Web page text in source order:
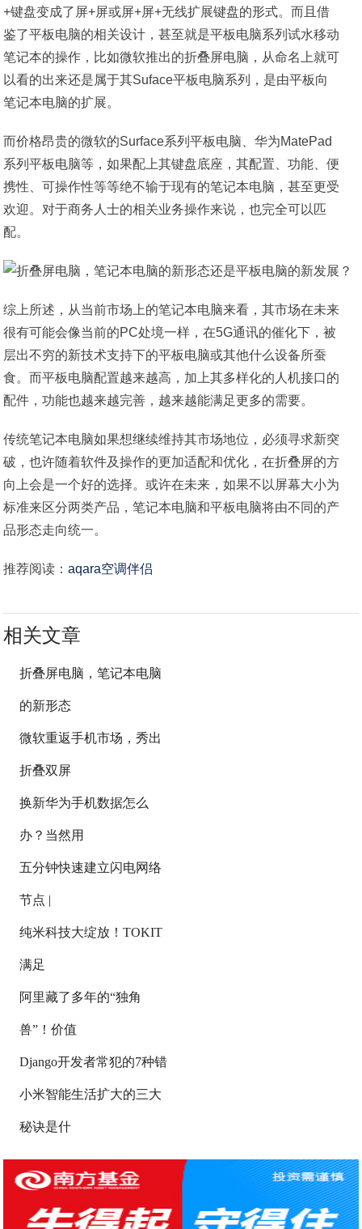
+键盘变成了屏+屏或屏+屏+无线扩展键盘的形式。而且借
鉴了平板电脑的相关设计，甚至就是平板电脑系列试水移动
笔记本的操作，比如微软推出的折叠屏电脑，从命名上就可
以看的出来还是属于其Suface平板电脑系列，是由平板向
笔记本电脑的扩展。
而价格昂贵的微软的Surface系列平板电脑、华为MatePad
系列平板电脑等，如果配上其键盘底座，其配置、功能、便
携性、可操作性等等绝不输于现有的笔记本电脑，甚至更受
欢迎。对于商务人士的相关业务操作来说，也完全可以匹
配。
综上所述，从当前市场上的笔记本电脑来看，其市场在未来
很有可能会像当前的PC处境一样，在5G通讯的催化下，被
层出不穷的新技术支持下的平板电脑或其他什么设备所蚕
食。而平板电脑配置越来越高，加上其多样化的人机接口的
配件，功能也越来越完善，越来越能满足更多的需要。
传统笔记本电脑如果想继续维持其市场地位，必须寻求新突
破，也许随着软件及操作的更加适配和优化，在折叠屏的方
向上会是一个好的选择。或许在未来，如果不以屏幕大小为
标准来区分两类产品，笔记本电脑和平板电脑将由不同的产
品形态走向统一。
推荐阅读：aqara空调伴侣
相关文章
折叠屏电脑，笔记本电脑
的新形态
微软重返手机市场，秀出
折叠双屏
换新华为手机数据怎么
办？当然用
五分钟快速建立闪电网络
节点 |
纯米科技大绽放！TOKIT
满足
阿里藏了多年的“独角
兽”！价值
Django开发者常犯的7种错
小米智能生活扩大的三大
秘诀是什